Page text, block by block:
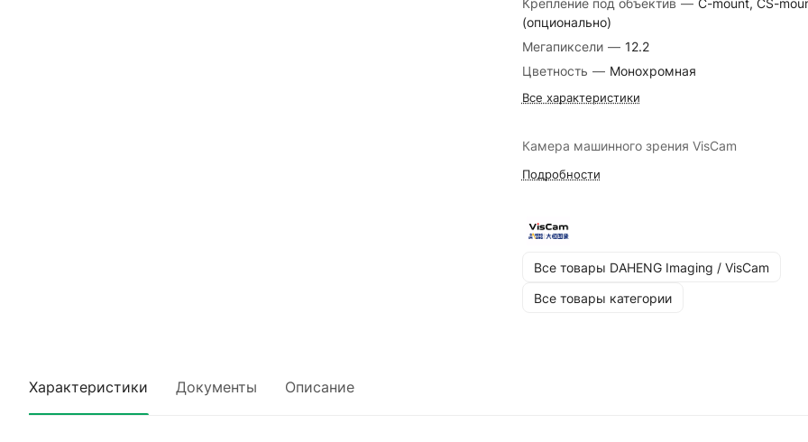
Крепление под объектив — C-mount, CS-
(опционально)
Мегапиксели — 12.2
Цветность — Монохромная
Все характеристики
Камера машинного зрения VisCam
Подробности
Все товары DAHENG Imaging / VisCam
Все товары категории
Характеристики Документы Описание